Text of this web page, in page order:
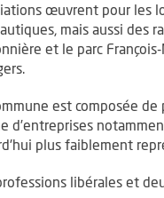
œuvrent pour les
mais aussi des
et le parc
est composée
plus faiblement
libérales et